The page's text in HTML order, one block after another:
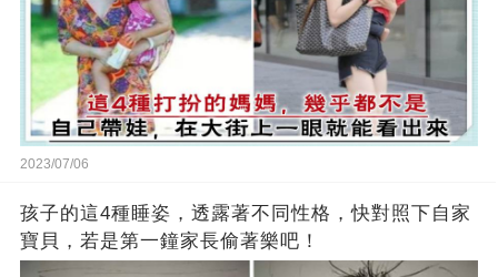
2023/07/06
孩子的這4種睡姿，透露著不同性格，快對照下自家
寶貝，若是第一鐘家長偷著樂吧！